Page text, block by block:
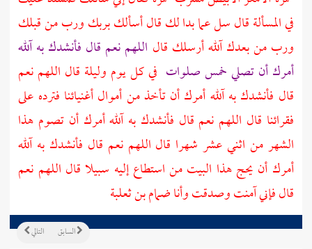
في المسألة قال سل عما بدا لك قال أسألك بربك ورب من قبلك
ورب من بعدك آلله أرسلك قال اللهم نعم قال فأنشدك به آلله
أمرك أن تصلي خمس صلوات في كل يوم وليلة قال اللهم نعم
قال فأنشدك به آلله أمرك أن تأخذ من أموال أغنيائنا فترده على
فقرائنا قال اللهم نعم قال فأنشدك به آلله أمرك أن تصوم هذا
الشهر من اثني عشر شهرا قال اللهم نعم قال فأنشدك به آلله
أمرك أن يحج هذا البيتمن استطاع إليه سبيلا قال اللهم نعم
قال فإني آمنت وصدقت وأناضمام بن ثعلبة
التالي السابق